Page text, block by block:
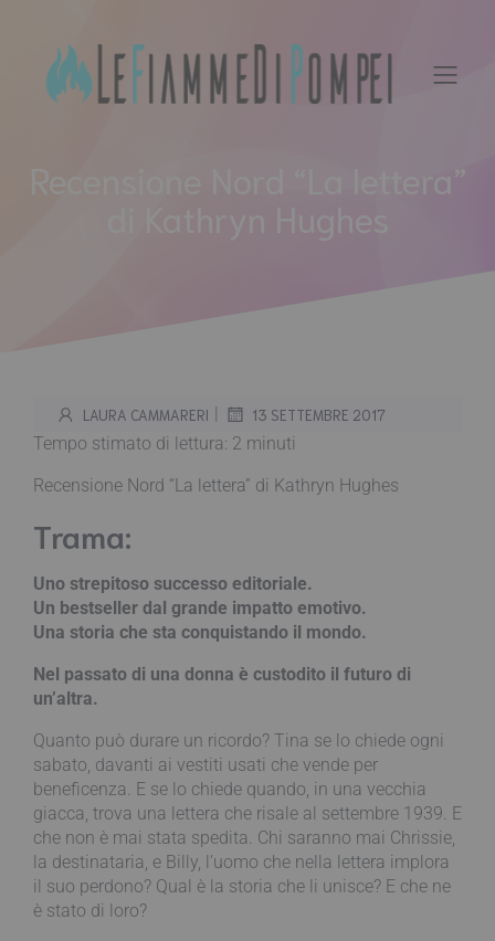
contenuto
Recensione Nord “La lettera”
LAURA CAMMARERI | 13 SETTEMBRE 2017
Tempo stimato di lettura: 2 minuti
Recensione Nord “La lettera” di Kathryn Hughes
Trama:
Uno strepitoso successo editoriale.
Un bestseller dal grande impatto emotivo.
Una storia che sta conquistando il mondo.
Nel passato di una donna è custodito il futuro di
un’altra.
Quanto può durare un ricordo? Tina se lo chiede ogni
sabato, davanti ai vestiti usati che vende per
beneficenza. E se lo chiede quando, in una vecchia
giacca, trova una lettera che risale al settembre 1939. E
che non è mai stata spedita. Chi saranno mai Chrissie,
la destinataria, e Billy, l’uomo che nella lettera implora
il suo perdono? Qual è la storia che li unisce? E che ne
è stato di loro?